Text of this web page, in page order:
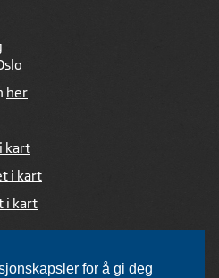
for å gi deg
her
kart
i kart
i kart